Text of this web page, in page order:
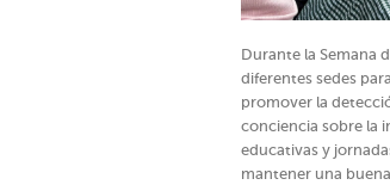
Durante la Semana
diferentes sedes
promover la
conciencia sobre la
educativas y
mantener una